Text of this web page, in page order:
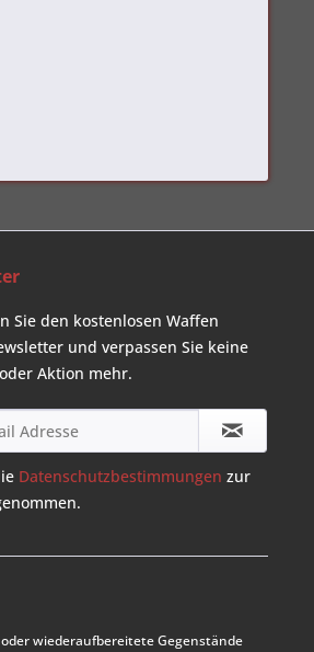
Sie den kostenlosen Waffen
und verpassen Sie keine
Aktion mehr.
Datenschutzbestimmungen zur
wiederaufbereitete Gegenstände